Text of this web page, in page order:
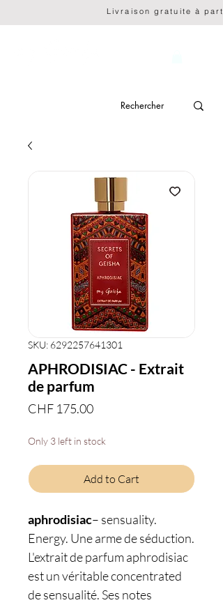
Livraison
SKU: 6292257641301
APHRODISIAC - Extrait
de parfum
CHF 175.00Price
Only 3 left in stock
Add to Cart
aphrodisiac– sensuality.
Energy. Une arme de séduction.
L'extrait de parfum aphrodisiac
est un véritable concentrated
de sensualité. Ses notes